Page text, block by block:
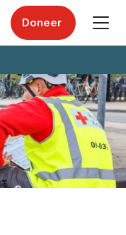
Doneer